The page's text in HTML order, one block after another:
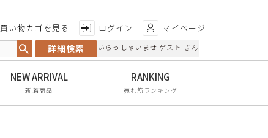
買い物カゴを見る ログイン マイページ
詳細検索 いらっしゃいませ ゲスト さん
新着商品 売れ筋ランキング
特徴から探す
日本製
手染め
甲高・幅広